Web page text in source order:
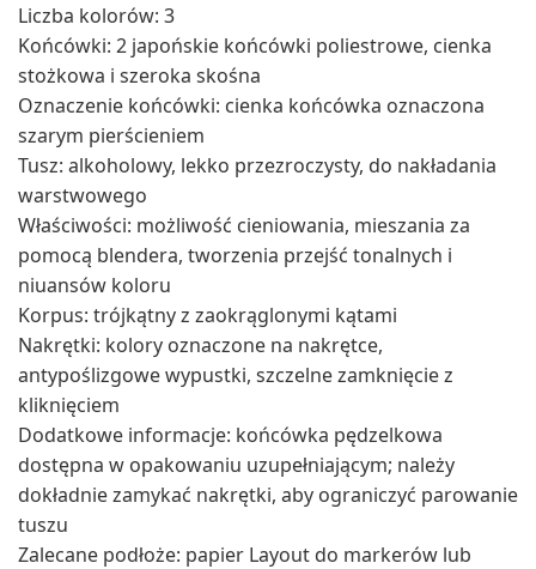
Liczba kolorów: 3
Końcówki: 2 japońskie końcówki poliestrowe, cienka
stożkowa i szeroka skośna
Oznaczenie końcówki: cienka końcówka oznaczona
szarym pierścieniem
Tusz: alkoholowy, lekko przezroczysty, do nakładania
warstwowego
Właściwości: możliwość cieniowania, mieszania za
pomocą blendera, tworzenia przejść tonalnych i
niuansów koloru
Korpus: trójkątny z zaokrąglonymi kątami
Nakrętki: kolory oznaczone na nakrętce,
antypoślizgowe wypustki, szczelne zamknięcie z
kliknięciem
Dodatkowe informacje: końcówka pędzelkowa
dostępna w opakowaniu uzupełniającym; należy
dokładnie zamykać nakrętki, aby ograniczyć parowanie
tuszu
Zalecane podłoże: papier Layout do markerów lub